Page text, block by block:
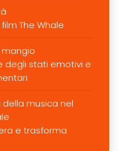
The Whale
degli stati emotivi e
musica nel
e trasforma